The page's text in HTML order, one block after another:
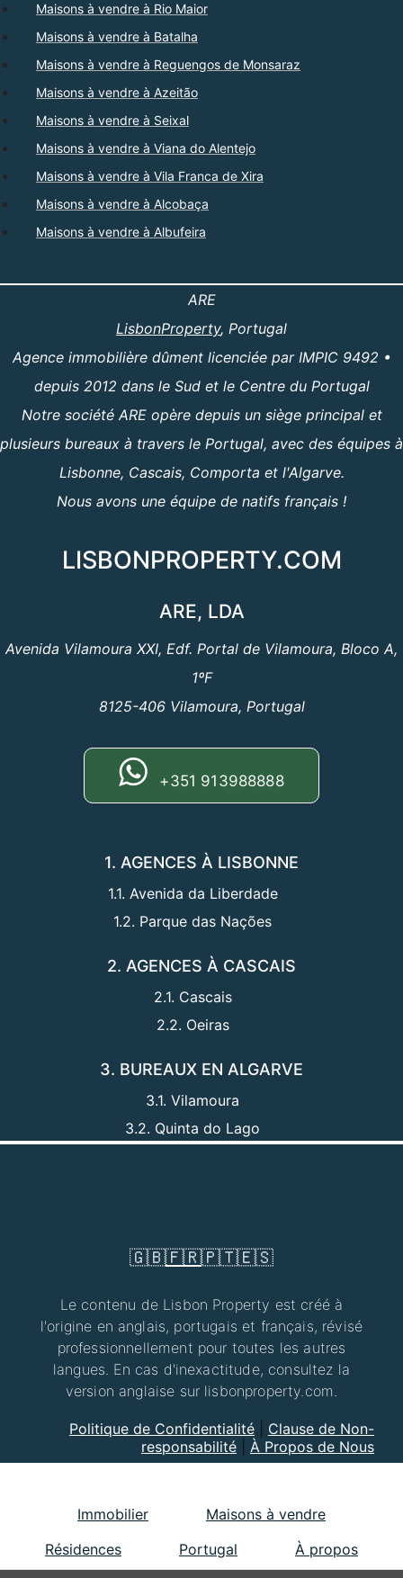
Maisons à vendre à Rio Maior
Maisons à vendre à Batalha
Maisons à vendre à Reguengos de Monsaraz
Maisons à vendre à Azeitão
Maisons à vendre à Seixal
Maisons à vendre à Viana do Alentejo
Maisons à vendre à Vila Franca de Xira
Maisons à vendre à Alcobaça
Maisons à vendre à Albufeira
ARE
LisbonProperty, Portugal
Agence immobilière dûment licenciée par IMPIC 9492 •
depuis 2012 dans le Sud et le Centre du Portugal
Notre société ARE opère depuis un siège principal et
plusieurs bureaux à travers le Portugal, avec des équipes à
Lisbonne, Cascais, Comporta et l'Algarve.
Nous avons une équipe de natifs français !
LISBONPROPERTY.COM
ARE, LDA
Avenida Vilamoura XXI, Edf. Portal de Vilamoura, Bloco A,
1ºF
8125-406 Vilamoura, Portugal
+351 913988888
1. AGENCES À LISBONNE
1.1. Avenida da Liberdade
1.2. Parque das Nações
2. AGENCES À CASCAIS
2.1. Cascais
2.2. Oeiras
3. BUREAUX EN ALGARVE
3.1. Vilamoura
3.2. Quinta do Lago
🇬🇧🇫🇷🇵🇹🇪🇸
Le contenu de Lisbon Property est créé à
l'origine en anglais, portugais et français, révisé
professionnellement pour toutes les autres
langues. En cas d'inexactitude, consultez la
version anglaise sur lisbonproperty.com.
Politique de Confidentialité
Clause de Non-
responsabilité
À Propos de Nous
Immobilier
Maisons à vendre
Résidences
Portugal À propos